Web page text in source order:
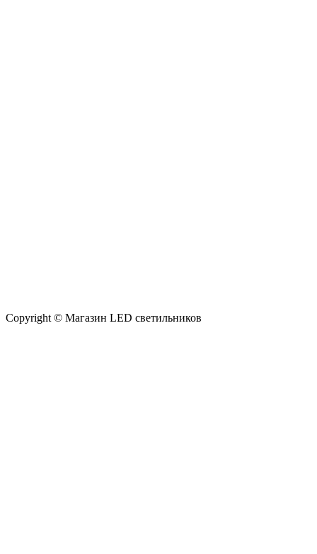
Copyright © Магазин LED светильников